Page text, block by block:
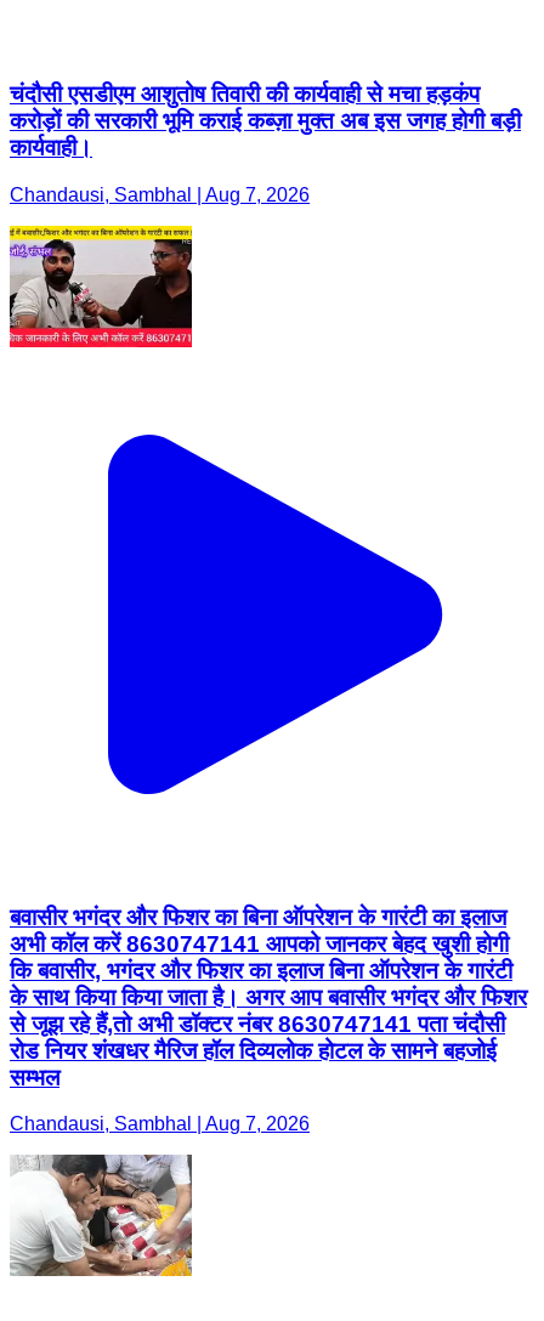
चंदौसी एसडीएम आशुतोष तिवारी की कार्यवाही से मचा हड़कंप
करोड़ों की सरकारी भूमि कराई कब्ज़ा मुक्त अब इस जगह होगी बड़ी
कार्यवाही।
Chandausi, Sambhal | Aug 7, 2026
बवासीर भगंदर और फिशर का बिना ऑपरेशन के गारंटी का इलाज
अभी कॉल करें 8630747141 आपको जानकर बेहद खुशी होगी
कि बवासीर, भगंदर और फिशर का इलाज बिना ऑपरेशन के गारंटी
के साथ किया किया जाता है। अगर आप बवासीर भगंदर और फिशर
से जूझ रहे हैं,तो अभी डॉक्टर नंबर 8630747141 पता चंदौसी
रोड नियर शंखधर मैरिज हॉल दिव्यलोक होटल के सामने बहजोई
सम्भल
Chandausi, Sambhal | Aug 7, 2026